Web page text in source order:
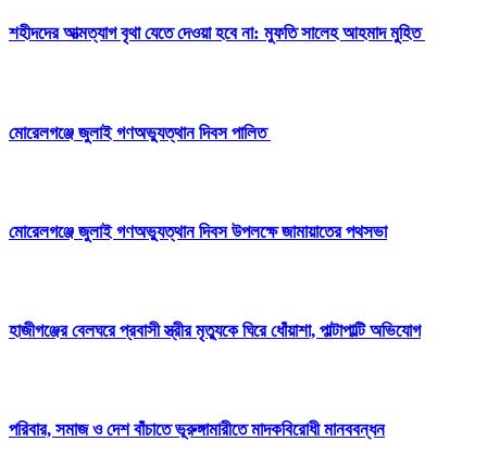
‎শহীদদের আত্মত্যাগ বৃথা যেতে দেওয়া হবে না: মুফতি সালেহ আহমাদ মুহিত ‎
মোরেলগঞ্জে জুলাই গণঅভ্যুত্থান দিবস পালিত
মোরেলগঞ্জে জুলাই গণঅভ্যুত্থান দিবস উপলক্ষে জামায়াতের পথসভা
হাজীগঞ্জের বেলঘরে প্রবাসী স্ত্রীর মৃত্যুকে ঘিরে ধোঁয়াশা, পাল্টাপাল্টি অভিযোগ
পরিবার, সমাজ ও দেশ বাঁচাতে ভূরুঙ্গামারীতে মাদকবিরোধী মানববন্ধন